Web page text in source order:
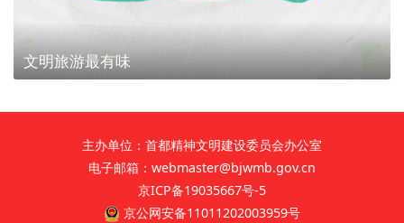
文明旅游最有味
主办单位：首都精神文明建设委员会办公室
电子邮箱：webmaster@bjwmb.gov.cn
京ICP备19035667号-5
京公网安备11011202003959号